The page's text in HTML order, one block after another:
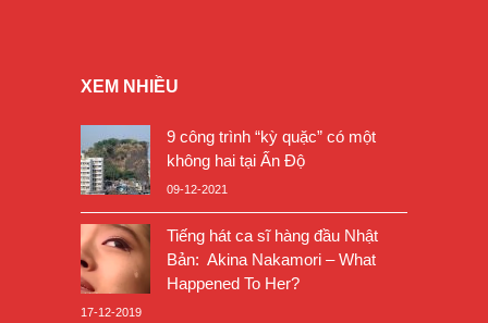
XEM NHIỀU
9 công trình “kỳ quặc” có một
không hai tại Ấn Độ
09-12-2021
Tiếng hát ca sĩ hàng đầu Nhật
Bản: Akina Nakamori – What
Happened To Her?
17-12-2019